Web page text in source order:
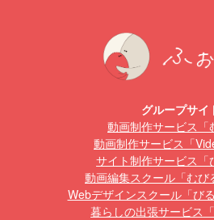
グループサイ
動画制作サービス「
動画制作サービス「
サイト制作サービス「
動画編集スクール「むび
Webデザインスクール「び
暮らしの出張サービス